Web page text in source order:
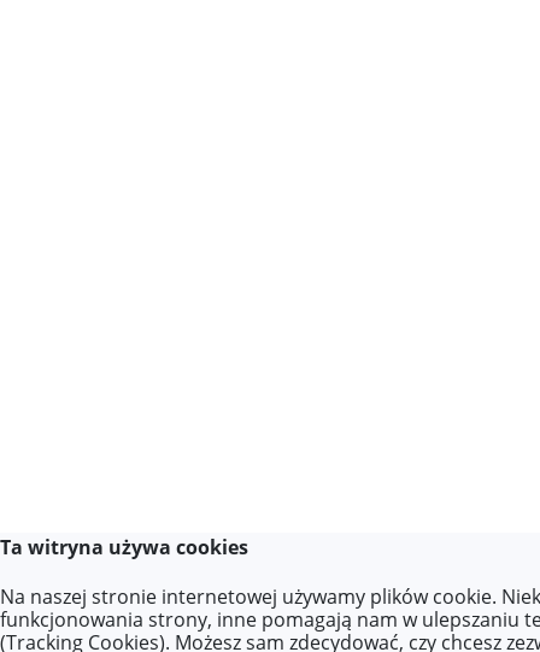
Ta witryna używa cookies
Na naszej stronie internetowej używamy plików cookie.
funkcjonowania strony, inne pomagają nam w ulepszaniu
(Tracking Cookies). Możesz sam zdecydować, czy chcesz